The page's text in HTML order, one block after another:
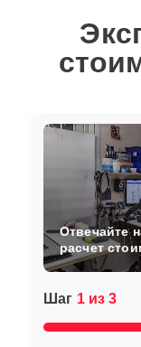
Шаг 1 из 3
Отвечайте
расчет